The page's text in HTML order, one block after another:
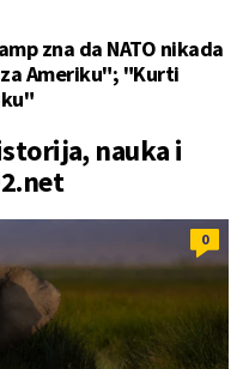
zna da NATO nikada
Ameriku"; "Kurti
nauka i
0